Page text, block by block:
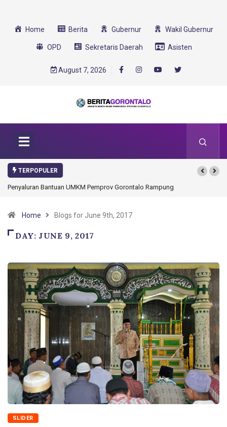
Home Berita Gubernur Wakil Gubernur
OPD Sekretaris Daerah Asisten
August 7, 2026
TERPOPULER
Gorontalo Ikut Dukung Program SMA Unggul Garuda Transformasi 2025
Home Blogs for June 9th, 2017
DAY: JUNE 9, 2017
SLIDER